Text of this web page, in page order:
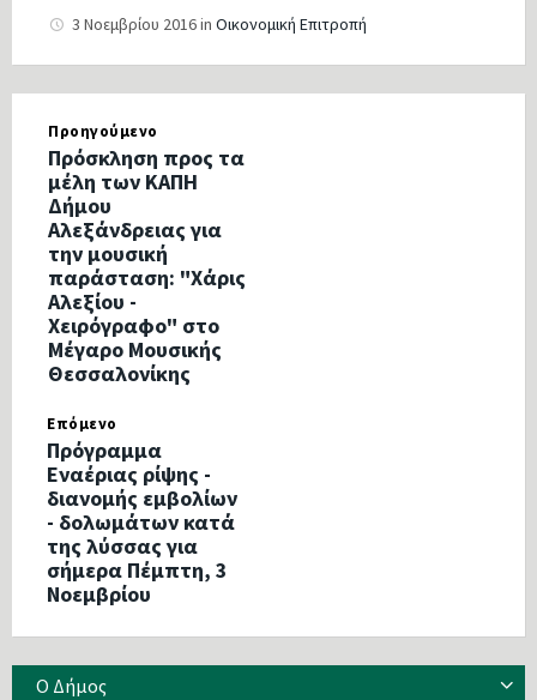
3 Νοεμβρίου 2016in Οικονομική Επιτροπή
Προηγούμενο
Πρόσκληση προς τα
μέλη των ΚΑΠΗ
Δήμου
Αλεξάνδρειας για
την μουσική
παράσταση: "Χάρις
Αλεξίου -
Χειρόγραφο" στο
Μέγαρο Μουσικής
Θεσσαλονίκης
Επόμενο
Πρόγραμμα
Eναέριας ρίψης -
διανομής εμβολίων
- δολωμάτων κατά
της λύσσας για
σήμερα Πέμπτη, 3
Νοεμβρίου
Ο Δήμος